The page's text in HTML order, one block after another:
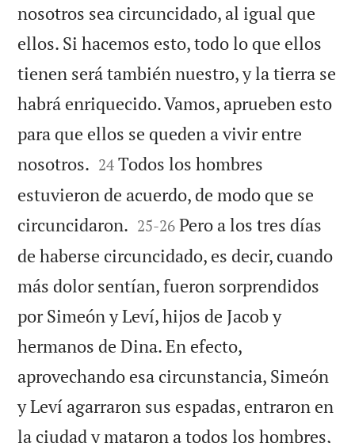
nosotros sea circuncidado, al igual que
ellos. Si hacemos esto, todo lo que ellos
tienen será también nuestro, y la tierra se
habrá enriquecido. Vamos, aprueben esto
para que ellos se queden a vivir entre
nosotros. 

24 Todos los hombres
estuvieron de acuerdo, de modo que se
circuncidaron. 

25-26 Pero a los tres días
de haberse circuncidado, es decir, cuando
más dolor sentían, fueron sorprendidos
por Simeón y Leví, hijos de Jacob y
hermanos de Dina. En efecto,
aprovechando esa circunstancia, Simeón
y Leví agarraron sus espadas, entraron en
la ciudad y mataron a todos los hombres,